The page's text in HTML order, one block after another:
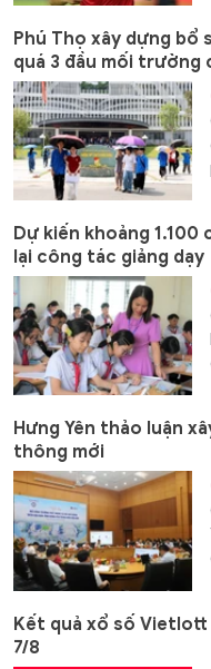
Phú Thọ xây dựng bổ
quá 3 đầu mối trường
Dự kiến khoảng 1.100
lại công tác giảng dạy
Hưng Yên thảo luận
thông mới
Kết quả xổ số
7/8